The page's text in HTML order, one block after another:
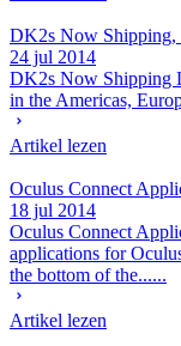
DK2s Now Shipping,
24 jul 2014
DK2s Now Shipping
in the Americas,
Artikel lezen
Oculus Connect
18 jul 2014
Oculus Connect
applications for
the bottom of the......
Artikel lezen